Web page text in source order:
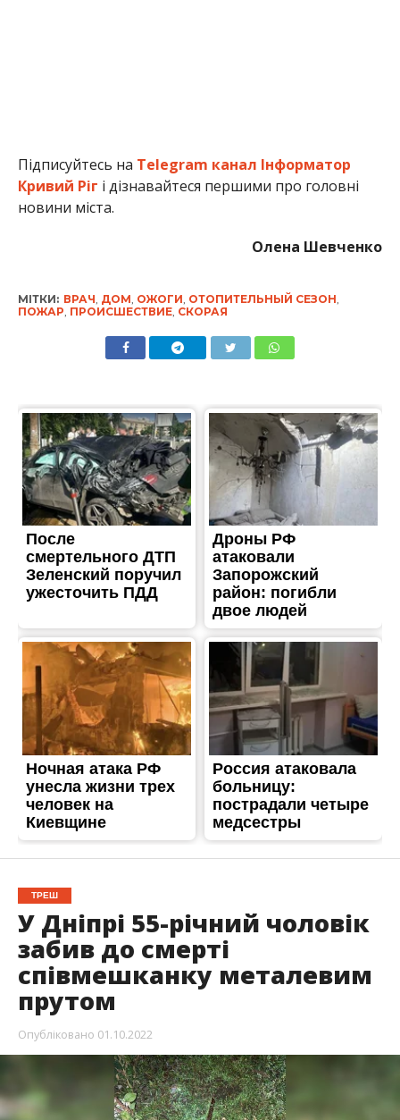
Підписуйтесь на Telegram канал Інформатор
Кривий Ріг і дізнавайтеся першими про головні
новини міста.
Олена Шевченко
МІТКИ: ВРАЧ, ДОМ, ОЖОГИ, ОТОПИТЕЛЬНЫЙ СЕЗОН,
ПОЖАР, ПРОИСШЕСТВИЕ, СКОРАЯ
ТРЕШ
У Дніпрі 55-річний чоловік
забив до смерті
співмешканку металевим
прутом
Опубліковано 01.10.2022